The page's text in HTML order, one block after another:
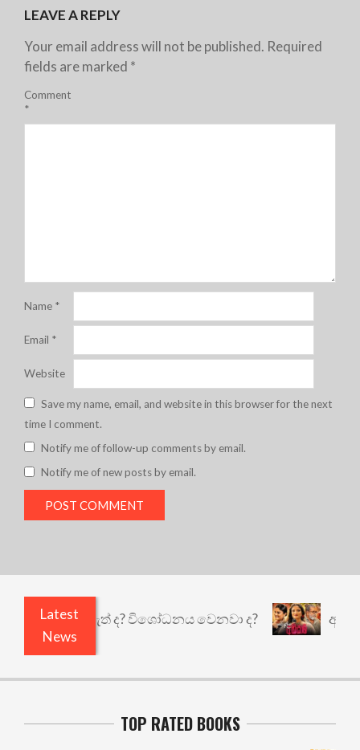
LEAVE A REPLY
Your email address will not be published. Required
fields are marked *
Comment
*
Name *
Email *
Website
Save my name, email, and website in this browser for the next
time I comment.
Notify me of follow-up comments by email.
Notify me of new posts by email.
Latest
News
කුඩු නැත් ද? විශෝධනය වෙනවා ද? අභිසාරී:
TOP RATED BOOKS